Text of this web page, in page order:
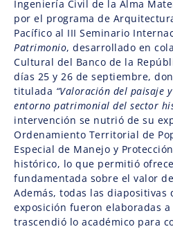
Ingeniería Civil de la Alma
por el programa de
Pacífico al III Seminario
Patrimonio, desarrollado en
Cultural del Banco de la
días 25 y 26 de septiembre,
titulada “Valoración del paisaje
entorno patrimonial del sector
intervención se nutrió de su
Ordenamiento Territorial de
Especial de Manejo y
histórico, lo que permitió
fundamentada sobre el valor
Además, todas las diapositivas
exposición fueron elaboradas
trascendió lo académico para